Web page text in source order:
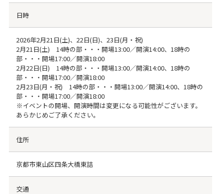
日時
2026年2月21日(土)、22日(日)、23日(月・祝)
2月21日(土) 14時の部・・・開場13:00／開演14:00、18時の
部・・・開場17:00／開演18:00
2月22日(日) 14時の部・・・開場13:00／開演14:00、18時の
部・・・開場17:00／開演18:00
2月23日(月・祝) 14時の部・・・開場13:00／開演14:00、18時の
部・・・開場17:00／開演18:00
※イベントの開場、開演時間は変更になる可能性がございます。
あらかじめご了承ください。
住所
京都市東山区四条大橋東詰
交通